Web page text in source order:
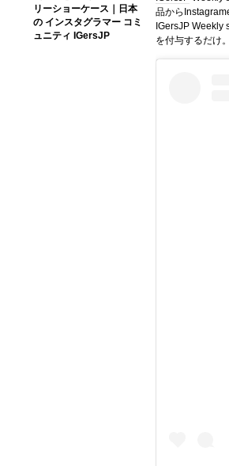
リーショーケース｜日本
の インスタグラマー コミ
ュニティ IGersJP
品から
IGersJP Weekly
を付与するだけ